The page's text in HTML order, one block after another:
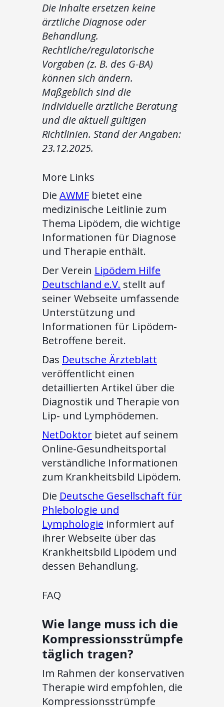
Die Inhalte ersetzen keine
ärztliche Diagnose oder
Behandlung.
Rechtliche/regulatorische
Vorgaben (z. B. des G-BA)
können sich ändern.
Maßgeblich sind die
individuelle ärztliche Beratung
und die aktuell gültigen
Richtlinien. Stand der Angaben:
23.12.2025.
More Links
Die AWMF bietet eine
medizinische Leitlinie zum
Thema Lipödem, die wichtige
Informationen für Diagnose
und Therapie enthält.
Der Verein Lipödem Hilfe
Deutschland e.V. stellt auf
seiner Webseite umfassende
Unterstützung und
Informationen für Lipödem-
Betroffene bereit.
Das Deutsche Ärzteblatt
veröffentlicht einen
detaillierten Artikel über die
Diagnostik und Therapie von
Lip- und Lymphödemen.
NetDoktor bietet auf seinem
Online-Gesundheitsportal
verständliche Informationen
zum Krankheitsbild Lipödem.
Die Deutsche Gesellschaft für
Phlebologie und
Lymphologie informiert auf
ihrer Webseite über das
Krankheitsbild Lipödem und
dessen Behandlung.
FAQ
Wie lange muss ich die
Kompressionsstrümpfe
täglich tragen?
Im Rahmen der konservativen
Therapie wird empfohlen, die
Kompressionsstrümpfe